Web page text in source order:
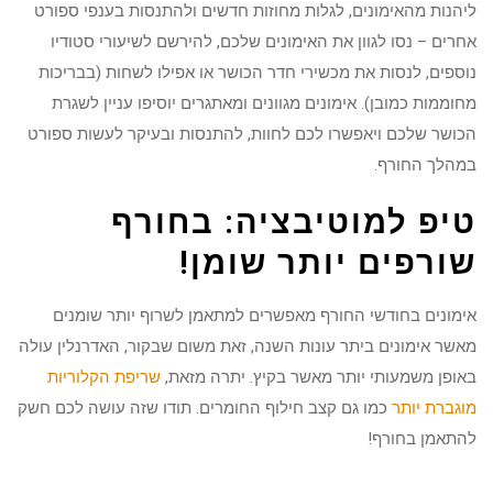
ליהנות מהאימונים, לגלות מחוזות חדשים ולהתנסות בענפי ספורט
אחרים – נסו לגוון את האימונים שלכם, להירשם לשיעורי סטודיו
נוספים, לנסות את מכשירי חדר הכושר או אפילו לשחות (בבריכות
מחוממות כמובן). אימונים מגוונים ומאתגרים יוסיפו עניין לשגרת
הכושר שלכם ויאפשרו לכם לחוות, להתנסות ובעיקר לעשות ספורט
במהלך החורף.
טיפ למוטיבציה: בחורף
שורפים יותר שומן!
אימונים בחודשי החורף מאפשרים למתאמן לשרוף יותר שומנים
מאשר אימונים ביתר עונות השנה, זאת משום שבקור, האדרנלין עולה
באופן משמעותי יותר מאשר בקיץ. יתרה מזאת,שריפת הקלוריות
מוגברת יותרכמו גם קצב חילוף החומרים. תודו שזה עושה לכם חשק
להתאמן בחורף!